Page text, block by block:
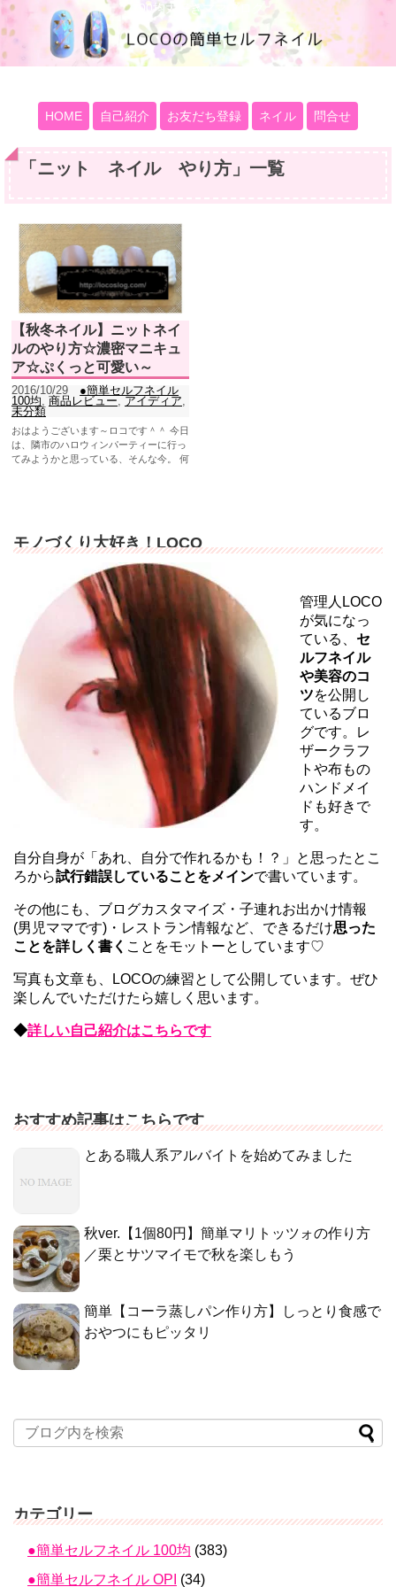
100均大好きママブログ
HOME 自己紹介 お友だち登録 ネイル 問合せ
「 ニット ネイル やり方 」 一覧
【秋冬ネイル】ニットネイ
ルのやり方☆濃密マニキュ
ア☆ぷくっと可愛い～
2016/10/29
●簡単セルフネイル
100均 商品レビュー アイディア
未分類
おはようございます～ロコです＾＾ 今日
は、隣市のハロウィンパーティーに行っ
てみようかと思っている、そんな今。 何
モノづくり大好き！LOCO
管理人LOCO
が気になっ
ている、 セ
ルフネイル
や美容のコ
ツを公開し
ているブロ
グです。レ
ザークラフ
トや布もの
ハンドメイ
ドも好きで
す。
自分自身が「あれ、自分で作れるかも！？」と思ったとこ
ろから試行錯誤していることをメインで書いています。
その他にも、ブログカスタマイズ・子連れお出かけ情報
(男児ママです)・レストラン情報など、できるだけ思った
ことを詳しく書く ことをモットーとしています♡
写真も文章も、LOCOの練習として公開しています。ぜひ
楽しんでいただけたら嬉しく思います。
◆詳しい自己紹介はこちらです
おすすめ記事はこちらです
とある職人系アルバイトを始めてみました
秋ver.【1個80円】簡単マリトッツォの作り方
／栗とサツマイモで秋を楽しもう
簡単【コーラ蒸しパン作り方】しっとり食感で
おやつにもピッタリ
カテゴリー
●簡単セルフネイル 100均 (383)
●簡単セルフネイル OPI (34)